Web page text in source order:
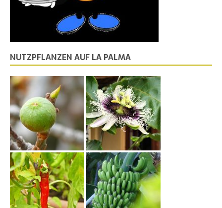
NUTZPFLANZEN AUF LA PALMA